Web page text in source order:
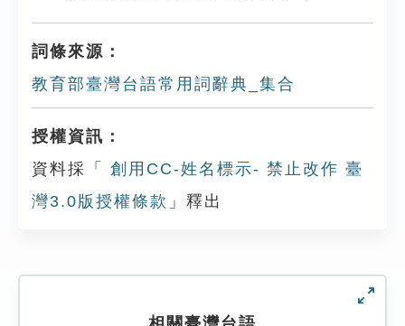
詞條來源：
教育部臺灣台語常用詞辭典_集合
授權資訊：
資料採「
創用CC-姓名標示- 禁止改作 臺
灣3.0版授權條款 」釋出